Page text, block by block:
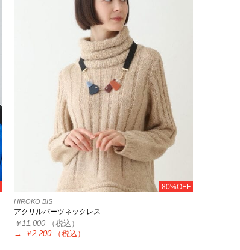
80%OFF
HIROKO BIS
アクリルパーツネックレス
￥11,000（税込）
→
￥2,200 （税込）